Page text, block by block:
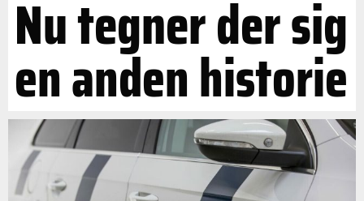
Nu tegner der sig
en anden historie